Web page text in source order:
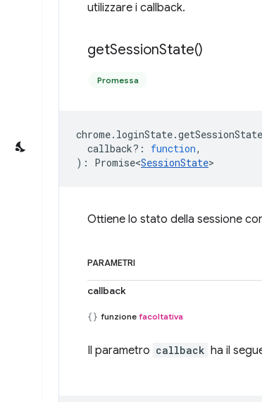
utilizzare i callback.
getSessionState()
Promessa
chrome. loginState.getSessionState
callback? : function,
) : Promise<SessionState>
Ottiene lo stato della sessione
PARAMETRI
callback
funzione facoltativa
Il parametro callback ha il